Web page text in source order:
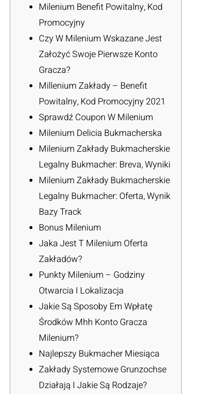
Milenium Benefit Powitalny, Kod
Promocyjny
Czy W Milenium Wskazane Jest
Założyć Swoje Pierwsze Konto
Gracza?
Millenium Zakłady – Benefit
Powitalny, Kod Promocyjny 2021
Sprawdź Coupon W Milenium
Milenium Delicia Bukmacherska
Milenium Zakłady Bukmacherskie
Legalny Bukmacher: Breva, Wyniki
Milenium Zakłady Bukmacherskie
Legalny Bukmacher: Oferta, Wynik
Bazy Track
Bonus Milenium
Jaka Jest T Milenium Oferta
Zakładów?
Punkty Milenium – Godziny
Otwarcia I Lokalizacja
Jakie Są Sposoby Em Wpłatę
Środków Mhh Konto Gracza
Milenium?
Najlepszy Bukmacher Miesiąca
Zakłady Systemowe Grunzochse
Działają I Jakie Są Rodzaje?